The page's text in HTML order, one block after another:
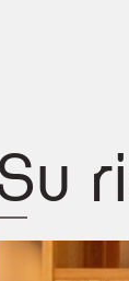
Late Check-